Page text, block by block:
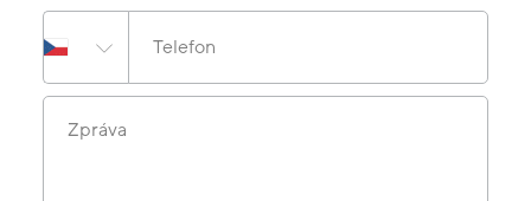
Telefon
Zpráva